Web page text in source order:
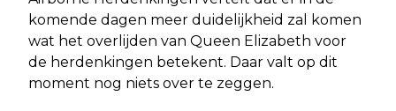
komende dagen meer duidelijkheid zal komen
wat het overlijden van Queen Elizabeth voor
de herdenkingen betekent. Daar valt op dit
moment nog niets over te zeggen.